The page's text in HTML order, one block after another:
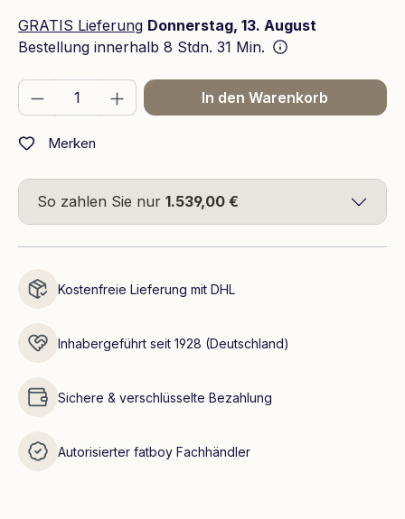
GRATIS Lieferung Donnerstag, 13. August
Bestellung innerhalb 8 Stdn. 31 Min.
Produkt Anzahl: Gib den gewünschten
In den Warenkorb
Merken
So zahlen Sie nur 1.539,00 €
Kostenfreie Lieferung mit DHL
Inhabergeführt seit 1928 (Deutschland)
Sichere & verschlüsselte Bezahlung
Autorisierter fatboy Fachhändler